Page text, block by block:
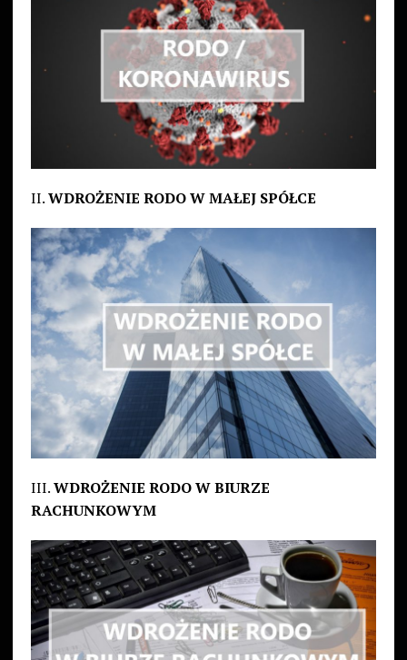
II.WDROŻENIE RODO W MAŁEJ SPÓŁCE
III.WDROŻENIE RODO W BIURZE
RACHUNKOWYM